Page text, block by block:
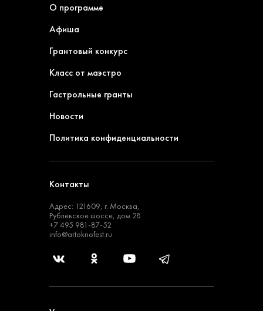
О программе
Афиша
Грантовый конкурс
Класс от маэстро
Гастрольные гранты
Новости
Политика конфиденциальности
Контакты
Адрес: 121609, г. Москва,
Рублевское шоссе, дом 28
+7 495 981-87-52
info@artoknofest.ru